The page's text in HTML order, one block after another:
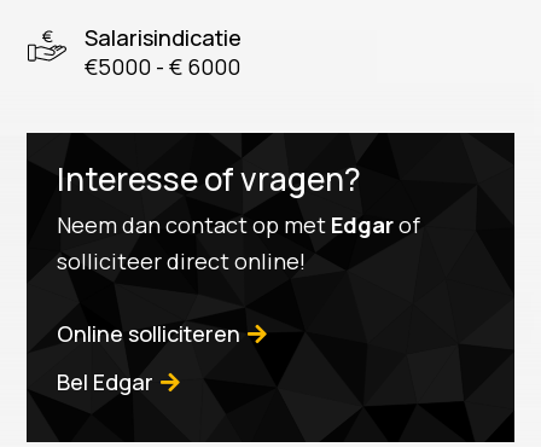
Salarisindicatie
€5000 - € 6000
Interesse of vragen?
Neem dan contact op met Edgarof
solliciteer direct online!
Online solliciteren
Bel Edgar